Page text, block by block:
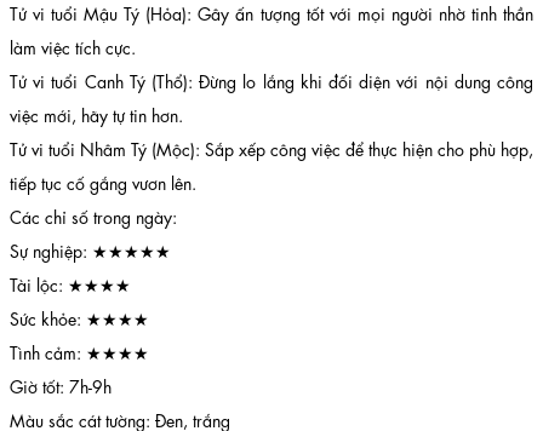
Tử vi tuổi Mậu Tý (Hỏa): Gây ấn tượng tốt với mọi người nhờ tinh thần
làm việc tích cực.
Tử vi tuổi Canh Tý (Thổ): Đừng lo lắng khi đối diện với nội dung công
việc mới, hãy tự tin hơn.
Tử vi tuổi Nhâm Tý (Mộc): Sắp xếp công việc để thực hiện cho phù hợp,
tiếp tục cố gắng vươn lên.
Các chỉ số trong ngày:
Sự nghiệp: ★★★★★
Tài lộc: ★★★★
Sức khỏe: ★★★★
Tình cảm: ★★★★
Giờ tốt: 7h-9h
Màu sắc cát tường: Đen, trắng